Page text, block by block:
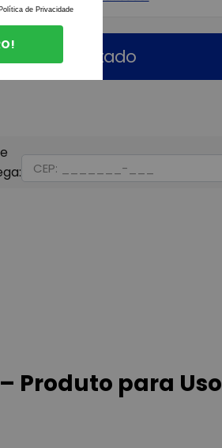
Esgotado
– Produto para Uso
Política de Privacidade